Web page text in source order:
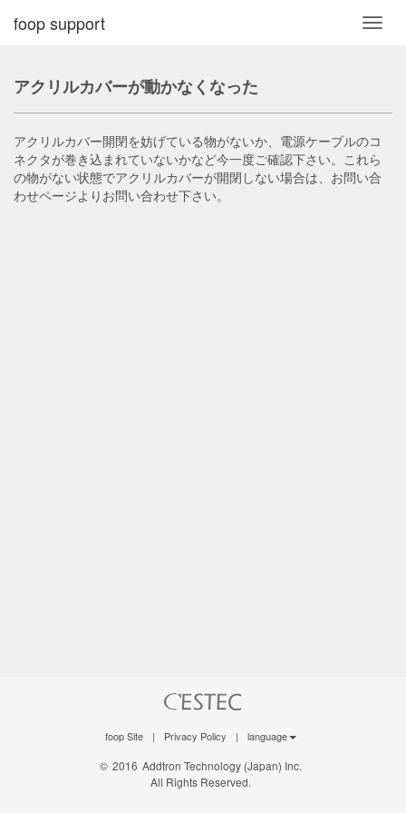
foop support
アクリルカバーが動かなくなった
アクリルカバー開閉を妨げている物がないか、電源ケーブルのコ
ネクタが巻き込まれていないかなど今一度ご確認下さい。これら
の物がない状態でアクリルカバーが開閉しない場合は、お問い合
わせページよりお問い合わせ下さい。
foop Site | Privacy Policy | language
© 2016 Addtron Technology (Japan) Inc.
All Rights Reserved.